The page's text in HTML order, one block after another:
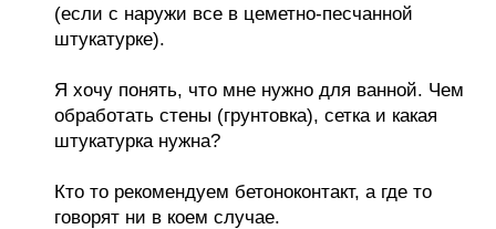
(если с наружи все в цеметно-песчанной
штукатурке).
Я хочу понять, что мне нужно для ванной. Чем
обработать стены (грунтовка), сетка и какая
штукатурка нужна?
Кто то рекомендуем бетоноконтакт, а где то
говорят ни в коем случае.